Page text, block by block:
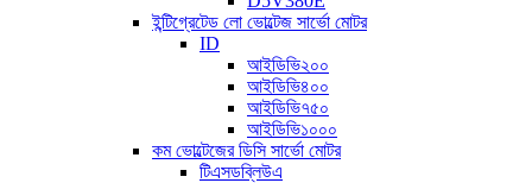
ইন্টিগ্রেটেড লো ভোল্টেজ সার্ভো মোটর
ID
আইডিভি২০০
আইডিভি৪০০
আইডিভি৭৫০
আইডিভি১০০০
কম ভোল্টেজের ডিসি সার্ভো মোটর
টিএসডব্লিউএ